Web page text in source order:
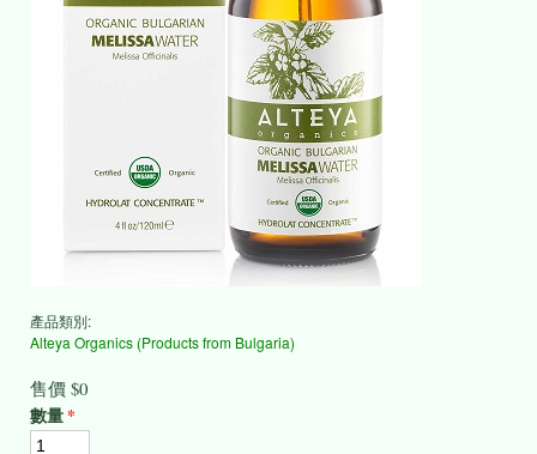
產品類別:
Alteya Organics (Products from Bulgaria)
售價 $0
數量*